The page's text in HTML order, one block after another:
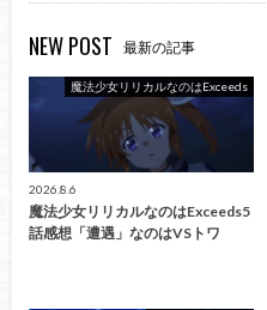
NEW POST 最新の記事
魔法少女リリカルなのはExceeds
2026.8.6
魔法少女リリカルなのはExceeds5
話感想「遭遇」なのはVSトワ